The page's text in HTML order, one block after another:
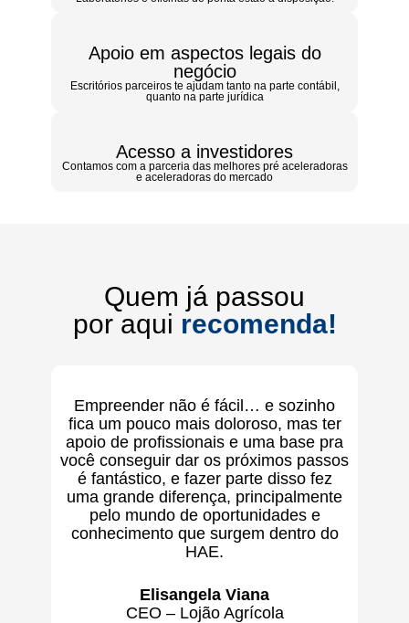
Apoio em aspectos legais do
negócio
Escritórios parceiros te ajudam tanto na parte contábil,
quanto na parte jurídica
Acesso a investidores
Contamos com a parceria das melhores pré aceleradoras
e aceleradoras do mercado
Quem já passou
por aqui recomenda!
Empreender não é fácil… e sozinho
fica um pouco mais doloroso, mas ter
apoio de profissionais e uma base pra
você conseguir dar os próximos passos
é fantástico, e fazer parte disso fez
uma grande diferença, principalmente
pelo mundo de oportunidades e
conhecimento que surgem dentro do
HAE.
Elisangela Viana
CEO – Lojão Agrícola